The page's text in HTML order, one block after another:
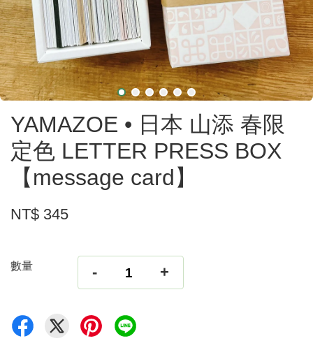
YAMAZOE • 日本 山添 春限
定色 LETTER PRESS BOX
【message card】
NT$ 345
數量 - +